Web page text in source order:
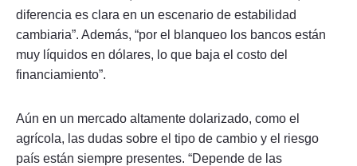
diferencia es clara en un escenario de estabilidad
cambiaria”. Además, “por el blanqueo los bancos están
muy líquidos en dólares, lo que baja el costo del
financiamiento”.
Aún en un mercado altamente dolarizado, como el
agrícola, las dudas sobre el tipo de cambio y el riesgo
país están siempre presentes. “Depende de las